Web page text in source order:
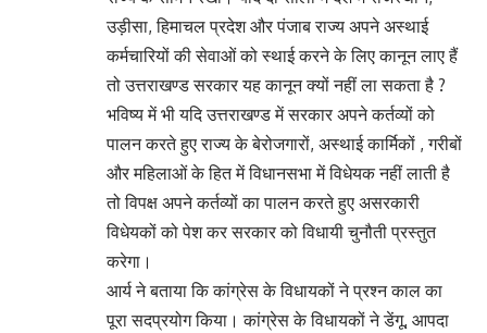
उड़ीसा, हिमाचल प्रदेश और पंजाब राज्य अपने अस्थाई
कर्मचारियों की सेवाओं को स्थाई करने के लिए कानून लाए हैं
तो उत्तराखण्ड सरकार यह कानून क्यों नहीं ला सकता है ?
भविष्य में भी यदि उत्तराखण्ड में सरकार अपने कर्तव्यों को
पालन करते हुए राज्य के बेरोजगारों, अस्थाई कार्मिकों , गरीबों
और महिलाओं के हित में विधानसभा में विधेयक नहीं लाती है
तो विपक्ष अपने कर्तव्यों का पालन करते हुए असरकारी
विधेयकों को पेश कर सरकार को विधायी चुनौती प्रस्तुत
करेगा।
आर्य ने बताया कि कांग्रेस के विधायकों ने प्रश्न काल का
पूरा सदप्रयोग किया। कांग्रेस के विधायकों ने डेंगू, आपदा